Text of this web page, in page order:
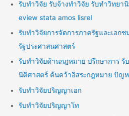
รับทำวิจัย รับจ้างทำวิจัย รับทำวิทยา
eview stata amos lisrel
รับทำวิจัยการจัดการภาครัฐและเอกช
รัฐประศาสนศาสตร์
รับทำวิจัยด้านกฎหมาย ปรึกษาการ
นิติศาสตร์ ค้นคว้าอิสระกฎหมาย ปัญ
รับทำวิจัยปริญญาเอก
รับทำวิจัยปริญญาโท